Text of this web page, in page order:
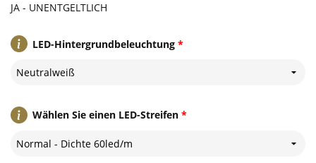
JA - UNENTGELTLICH
*
LED-Hintergrundbeleuchtung
Neutralweiß
*
Wählen Sie einen LED-Streifen
Normal - Dichte 60led/m